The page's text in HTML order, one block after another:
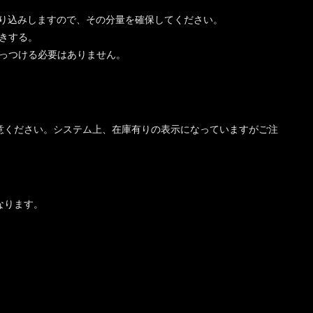
みしますので、その分量を確保してください。
する。
ける必要はありません。
ださい。システム上、在庫有りの表示になっていますがご注
ます。